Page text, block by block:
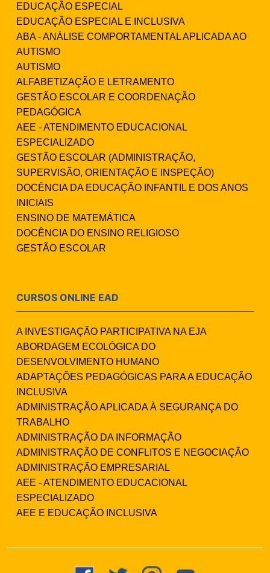
EDUCAÇÃO ESPECIAL
EDUCAÇÃO ESPECIAL E INCLUSIVA
ABA - ANÁLISE COMPORTAMENTAL APLICADA AO
AUTISMO
AUTISMO
ALFABETIZAÇÃO E LETRAMENTO
GESTÃO ESCOLAR E COORDENAÇÃO
PEDAGÓGICA
AEE - ATENDIMENTO EDUCACIONAL
ESPECIALIZADO
GESTÃO ESCOLAR (ADMINISTRAÇÃO,
SUPERVISÃO, ORIENTAÇÃO E INSPEÇÃO)
DOCÊNCIA DA EDUCAÇÃO INFANTIL E DOS ANOS
INICIAIS
ENSINO DE MATEMÁTICA
DOCÊNCIA DO ENSINO RELIGIOSO
GESTÃO ESCOLAR
CURSOS ONLINE EAD
A INVESTIGAÇÃO PARTICIPATIVA NA EJA
ABORDAGEM ECOLÓGICA DO
DESENVOLVIMENTO HUMANO
ADAPTAÇÕES PEDAGÓGICAS PARA A EDUCAÇÃO
INCLUSIVA
ADMINISTRAÇÃO APLICADA À SEGURANÇA DO
TRABALHO
ADMINISTRAÇÃO DA INFORMAÇÃO
ADMINISTRAÇÃO DE CONFLITOS E NEGOCIAÇÃO
ADMINISTRAÇÃO EMPRESARIAL
AEE - ATENDIMENTO EDUCACIONAL
ESPECIALIZADO
AEE E EDUCAÇÃO INCLUSIVA